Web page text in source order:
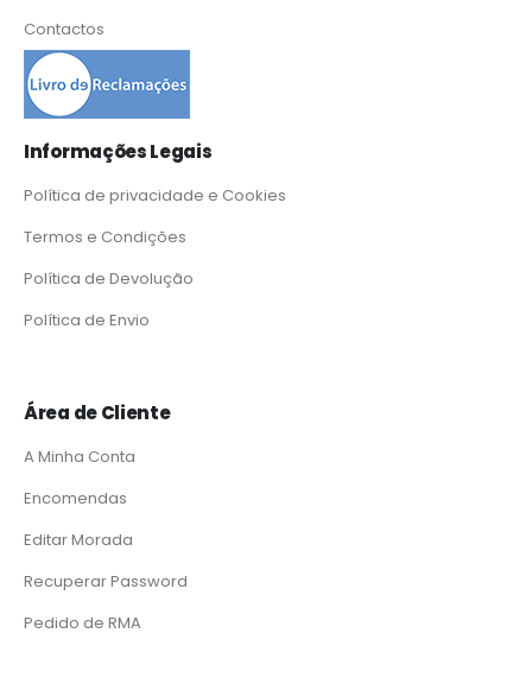
Contactos
Informações Legais
Política de privacidade e Cookies
Termos e Condições
Política de Devolução
Política de Envio
Área de Cliente
A Minha Conta
Encomendas
Editar Morada
Recuperar Password
Pedido de RMA